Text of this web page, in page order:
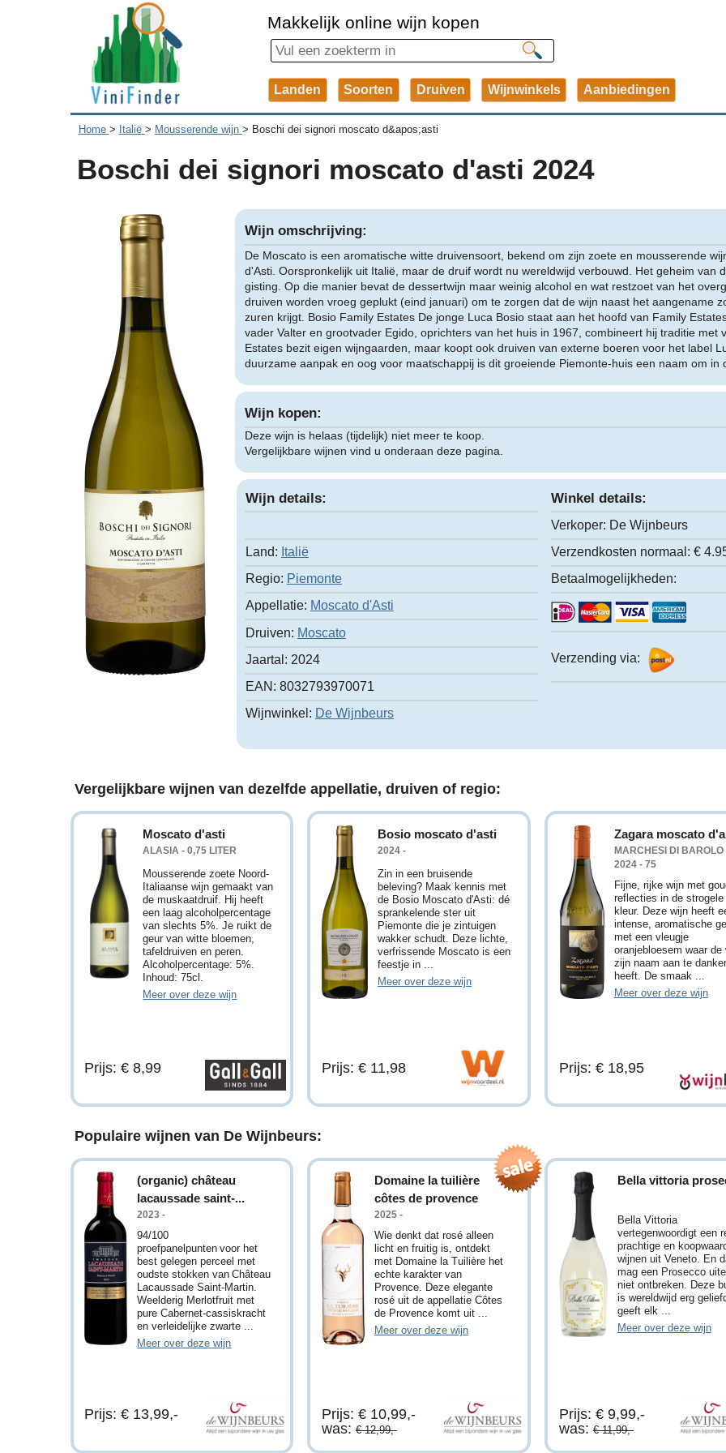
Makkelijk online wijn kopen
Landen Soorten Druiven Wijnwinkels Aanbiedingen
Home > Italië > Mousserende wijn > Boschi dei signori moscato d&apos;asti
Boschi dei signori moscato d'asti 2024
Wijn omschrijving:
De Moscato is een aromatische witte druivensoort, bekend om zijn zoete en mousserende
d'Asti. Oorspronkelijk uit Italië, maar de druif wordt nu wereldwijd verbouwd. Het geheim van
gisting. Op die manier bevat de dessertwijn maar weinig alcohol en wat restzoet van het
druiven worden vroeg geplukt (eind januari) om te zorgen dat de wijn naast het aangename
zuren krijgt. Bosio Family Estates De jonge Luca Bosio staat aan het hoofd van Family
vader Valter en grootvader Egido, oprichters van het huis in 1967, combineert hij traditie met
Estates bezit eigen wijngaarden, maar koopt ook druiven van externe boeren voor het label
duurzame aanpak en oog voor maatschappij is dit groeiende Piemonte-huis een naam om in
Wijn kopen:
Deze wijn is helaas (tijdelijk) niet meer te koop.
Vergelijkbare wijnen vind u onderaan deze pagina.
Wijn details:
Land: Italië
Regio: Piemonte
Appellatie: Moscato d'Asti
Druiven: Moscato
Jaartal: 2024
EAN: 8032793970071
Wijnwinkel: De Wijnbeurs
Winkel details:
Verkoper: De Wijnbeurs
Verzendkosten normaal: €
Betaalmogelijkheden:
Verzending via:
Vergelijkbare wijnen van dezelfde appellatie, druiven of regio:
Moscato d'asti
ALASIA - 0,75 LITER
Mousserende zoete Noord-
Italiaanse wijn gemaakt van
de muskaatdruif. Hij heeft
een laag alcoholpercentage
van slechts 5%. Je ruikt de
geur van witte bloemen,
tafeldruiven en peren.
Alcoholpercentage: 5%.
Inhoud: 75cl.
Meer over deze wijn
Prijs: € 8,99
Bosio moscato d'asti
2024 -
Zin in een bruisende
beleving? Maak kennis met
de Bosio Moscato d'Asti: dé
sprankelende ster uit
Piemonte die je zintuigen
wakker schudt. Deze lichte,
verfrissende Moscato is een
feestje in ...
Meer over deze wijn
Prijs: € 11,98
Zagara moscato
MARCHESI DI BAROLO
2024 - 75
Fijne, rijke wijn met
reflecties in de strogele
kleur. Deze wijn heeft
intense, aromatische
met een vleugje
oranjebloesem waar de
zijn naam aan te
heeft. De smaak ...
Meer over deze wijn
Prijs: € 18,95
Populaire wijnen van De Wijnbeurs:
(organic) château
lacaussade saint-...
2023 -
94/100
proefpanelpunten voor het
best gelegen perceel met
oudste stokken van Château
Lacaussade Saint-Martin.
Weelderig Merlotfruit met
pure Cabernet-cassiskracht
en verleidelijke zwarte ...
Meer over deze wijn
Prijs: € 13,99,-
Domaine la tuilière
côtes de provence
2025 -
Wie denkt dat rosé alleen
licht en fruitig is, ontdekt
met Domaine la Tuilière het
echte karakter van
Provence. Deze elegante
rosé uit de appellatie Côtes
de Provence komt uit ...
Meer over deze wijn
Prijs: € 10,99,-
was:€ 12,99,-
Bella vittoria
Bella Vittoria
vertegenwoordigt een
prachtige en
wijnen uit Veneto. En
mag een Prosecco
niet ontbreken. Deze
is wereldwijd erg
geeft elk ...
Meer over deze wijn
Prijs: € 9,99,-
was:€ 11,99,-